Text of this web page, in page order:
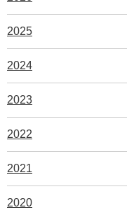
2025
2024
2023
2022
2021
2020